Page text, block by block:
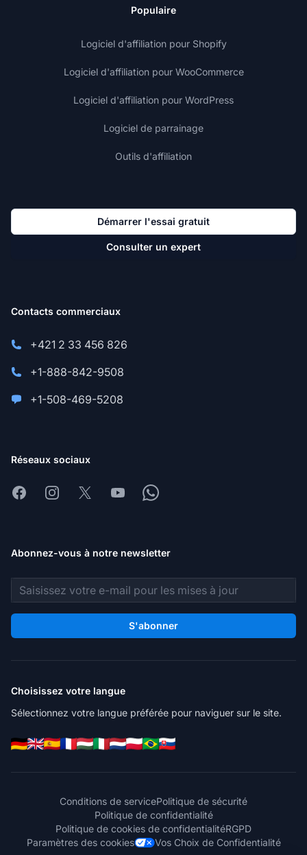
Populaire
Logiciel d'affiliation pour Shopify
Logiciel d'affiliation pour WooCommerce
Logiciel d'affiliation pour WordPress
Logiciel de parrainage
Outils d'affiliation
Démarrer l'essai gratuit
Consulter un expert
Contacts commerciaux
+421 2 33 456 826
+1-888-842-9508
+1-508-469-5208
Réseaux sociaux
FacebookInstagram
X YoutubeWhatsapp
Abonnez-vous à notre newsletter
Adresse e-mail
S'abonner
Choisissez votre langue
Sélectionnez votre langue préférée pour naviguer sur le site.
Conditions de servicePolitique de sécurité
Politique de confidentialité
Politique de cookies de confidentialitéRGPD
Paramètres des cookies
Vos Choix de Confidentialité